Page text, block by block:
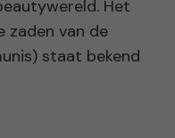
Het
van de
staat bekend